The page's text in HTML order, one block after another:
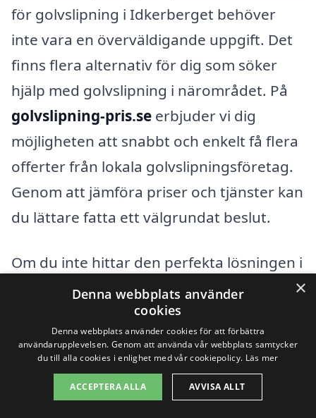
för golvslipning i Idkerberget behöver
inte vara en överväldigande uppgift. Det
finns flera alternativ för dig som söker
hjälp med golvslipning i närområdet. På
golvslipning-pris.se erbjuder vi dig
möjligheten att snabbt och enkelt få flera
offerter från lokala golvslipningsföretag.
Genom att jämföra priser och tjänster kan
du lättare fatta ett välgrundat beslut.
Om du inte hittar den perfekta lösningen i
Idkerberget, kan det vara värt att
överväga företag i angränsande städer.
Här är några orter där du också kan leta
efter experter på golvslipning:
×
Denna webbplats använder
cookies
Denna webbplats använder cookies för att förbättra
användarupplevelsen. Genom att använda vår webbplats samtycker
du till alla cookies i enlighet med vår cookiepolicy. Läs mer
ACCEPTERA ALLA AVVISA ALLT